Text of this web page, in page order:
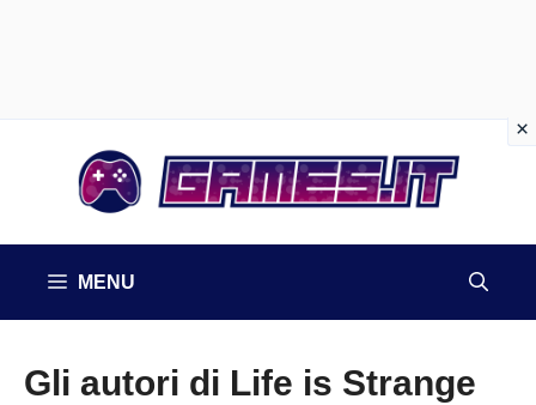
MENU
Gli autori di Life is Strange